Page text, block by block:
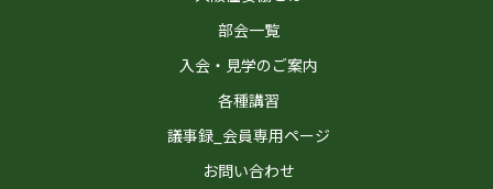
部会一覧
入会・見学のご案内
各種講習
議事録_会員専用ページ
お問い合わせ